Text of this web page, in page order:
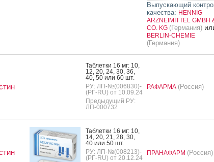
Выпускающий
качества: HENNIG
ARZNEIMITTEL GMBH
CO. KG (Германия)
BERLIN-CHEMIE
(Германия)
Таб­летки 16 мг: 10,
12, 20, 24, 30, 36,
40, 50 или 60 шт.
РУ: ЛП-№(006830)-
(РГ-RU) от 10.09.24
Предыдущий РУ:
ЛП-000732
РАФАРМА (Россия)
Таб­летки 16 мг: 10,
14, 20, 21, 28, 30,
40 или 50 шт.
РУ: ЛП-№(008213)-
(РГ-RU) от 20.12.24
ПРАНАФАРМ (Россия)